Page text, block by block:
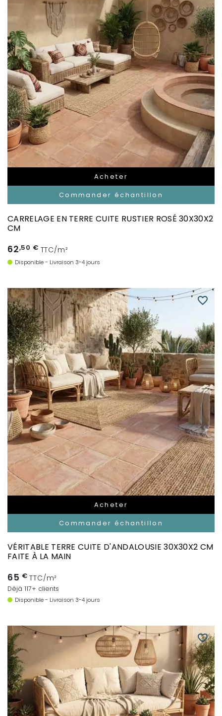
Acheter
Commander échantillon
CARRELAGE EN TERRE CUITE RUSTIER ROSÉ 30X30X2
CM
62,50 € TTC/m²
Disponible - Livraison 3-4 jours
Acheter
Commander échantillon
favorite_border
VÉRITABLE TERRE CUITE D'ANDALOUSIE 30X30X2 CM
FAITE À LA MAIN
65 € TTC/m²
Déjà 117+ clients
Disponible - Livraison 3-4 jours
favorite_border